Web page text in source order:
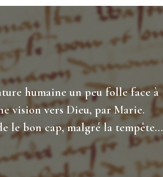
humaine un peu folle face à
vision vers Dieu, par Marie.
le bon cap, malgré la tempête…